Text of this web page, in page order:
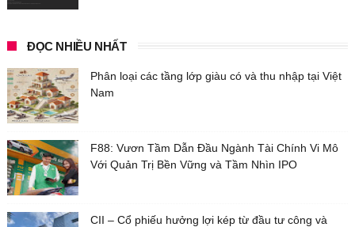
ĐỌC NHIỀU NHẤT
Phân loại các tầng lớp giàu có và thu nhập tại Việt
Nam
F88: Vươn Tầm Dẫn Đầu Ngành Tài Chính Vi Mô
Với Quản Trị Bền Vững và Tầm Nhìn IPO
CII – Cổ phiếu hưởng lợi kép từ đầu tư công và